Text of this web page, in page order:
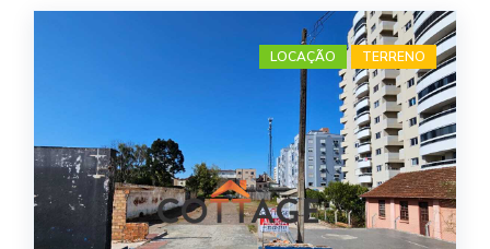
LOCAÇÃO TERRENO